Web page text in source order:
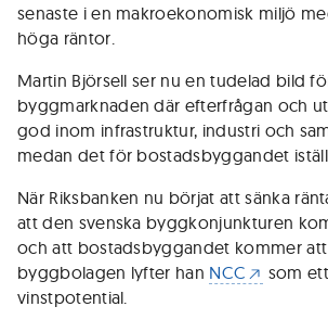
senaste i en makroekonomisk miljö
höga räntor.
Martin Björsell ser nu en tudelad bild
byggmarknaden där efterfrågan och
god inom infrastruktur, industri och
medan det för bostadsbyggandet
När Riksbanken nu börjat att sänka
att den svenska byggkonjunkturen
och att bostadsbyggandet kommer att
byggbolagen lyfter han NCC
som
vinstpotential.